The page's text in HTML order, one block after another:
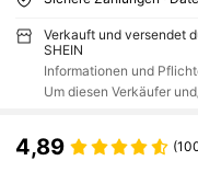
Verkauft und versendet
SHEIN
Informationen und
Um diesen Verkäufer
4,89